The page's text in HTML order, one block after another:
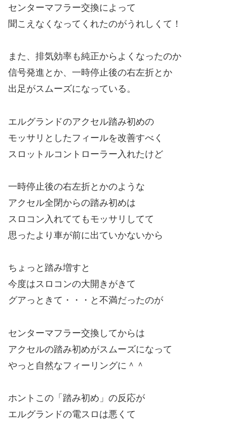
センターマフラー交換によって
聞こえなくなってくれたのがうれしくて！
また、排気効率も純正からよくなったのか
信号発進とか、一時停止後の右左折とか
出足がスムーズになっている。
エルグランドのアクセル踏み初めの
モッサリとしたフィールを改善すべく
スロットルコントローラー入れたけど
一時停止後の右左折とかのような
アクセル全閉からの踏み初めは
スロコン入れててもモッサリしてて
思ったより車が前に出ていかないから
ちょっと踏み増すと
今度はスロコンの大開きがきて
グアっときて・・・と不満だったのが
センターマフラー交換してからは
アクセルの踏み初めがスムーズになって
やっと自然なフィーリングに＾＾
ホントこの「踏み初め」の反応が
エルグランドの電スロは悪くて